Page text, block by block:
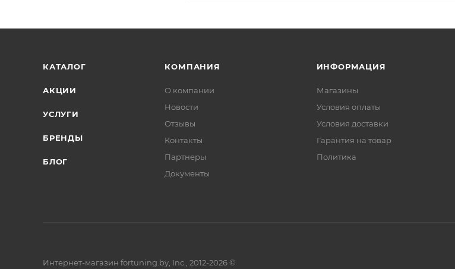
КАТАЛОГ
АКЦИИ
УСЛУГИ
БРЕНДЫ
БЛОГ
КОМПАНИЯ
О компании
Новости
Отзывы
Контакты
Партнеры
Документы
ИНФОРМАЦИЯ
Магазины
Условия оплаты
Условия доставки
Гарантия на товар
Политика
Интернет-магазин fortuning.by, Inc., 2012-2026 ©